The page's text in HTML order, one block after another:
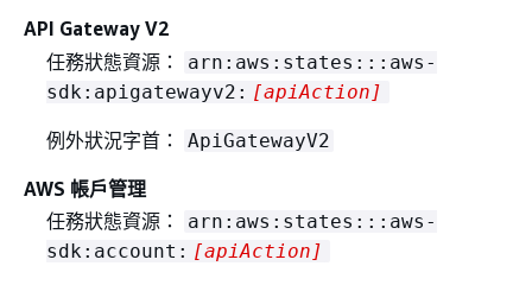
API Gateway V2
任務狀態資源：
arn:aws:states:::aws-
sdk:apigatewayv2: [apiAction]
例外狀況字首： ApiGatewayV2
AWS 帳戶管理
任務狀態資源：
arn:aws:states:::aws-
sdk:account: [apiAction]